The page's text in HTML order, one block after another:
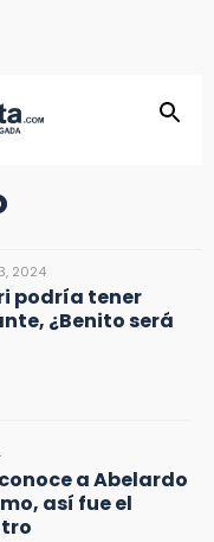
2024
podría tener
¿Benito será
a Abelardo
así fue el